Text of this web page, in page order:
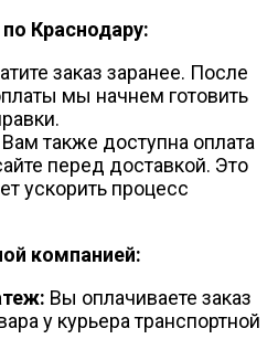
Краснодару:
заказ заранее. После
мы начнем готовить
Вам также доступна оплата
перед доставкой. Это
ускорить процесс
компанией:
Вы оплачиваете заказ
у курьера транспортной